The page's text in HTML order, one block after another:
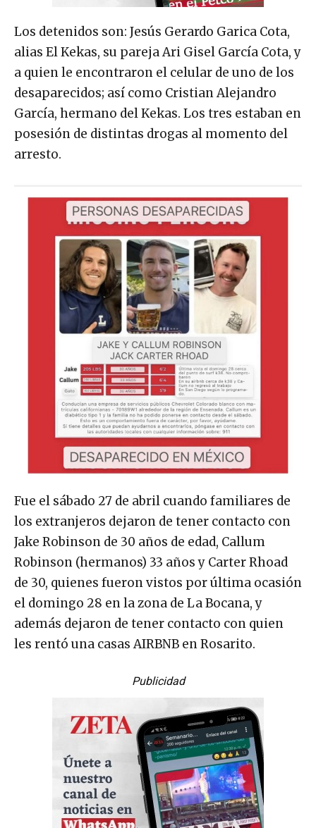
Los detenidos son: Jesús Gerardo Garica Cota,
alias El Kekas, su pareja Ari Gisel García Cota, y
a quien le encontraron el celular de uno de los
desaparecidos; así como Cristian Alejandro
García, hermano del Kekas. Los tres estaban en
posesión de distintas drogas al momento del
arresto.
Fue el sábado 27 de abril cuando familiares de
los extranjeros dejaron de tener contacto con
Jake Robinson de 30 años de edad, Callum
Robinson (hermanos) 33 años y Carter Rhoad
de 30, quienes fueron vistos por última ocasión
el domingo 28 en la zona de La Bocana, y
además dejaron de tener contacto con quien
les rentó una casas AIRBNB en Rosarito.
Publicidad